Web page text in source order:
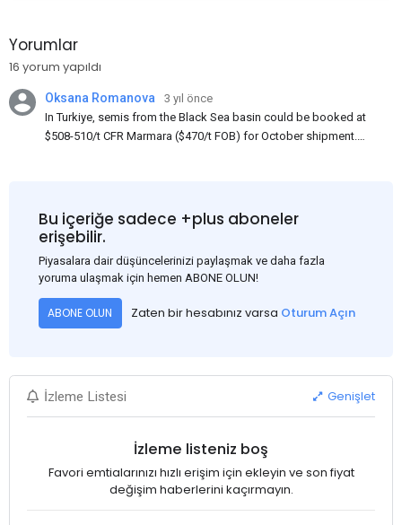
Yorumlar
16 yorum yapıldı
Oksana Romanova
3 yıl önce
In Turkiye, semis from the Black Sea basin could be booked at
$508-510/t CFR Marmara ($470/t FOB) for October shipment.
market. Information about sales of 15,000-20,000 t at $485/t
CFR around two weeks ago was circulating in the market, but it
could not be confirmed at the time of publication. This was a re-
export of Donbas material provided by a Russian mill.
Bu içeriğe sadece +plus aboneler
erişebilir.
Piyasalara dair düşüncelerinizi paylaşmak ve daha fazla
yoruma ulaşmak için hemen ABONE OLUN!
ABONE OLUN Zaten bir hesabınız varsa Oturum Açın
İzleme Listesi Genişlet
İzleme listeniz boş
Favori emtialarınızı hızlı erişim için ekleyin ve son fiyat
değişim haberlerini kaçırmayın.